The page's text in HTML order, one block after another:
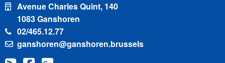
Avenue Charles Quint, 140
1083 Ganshoren
02/465.12.77
ganshoren@ganshoren.brussels